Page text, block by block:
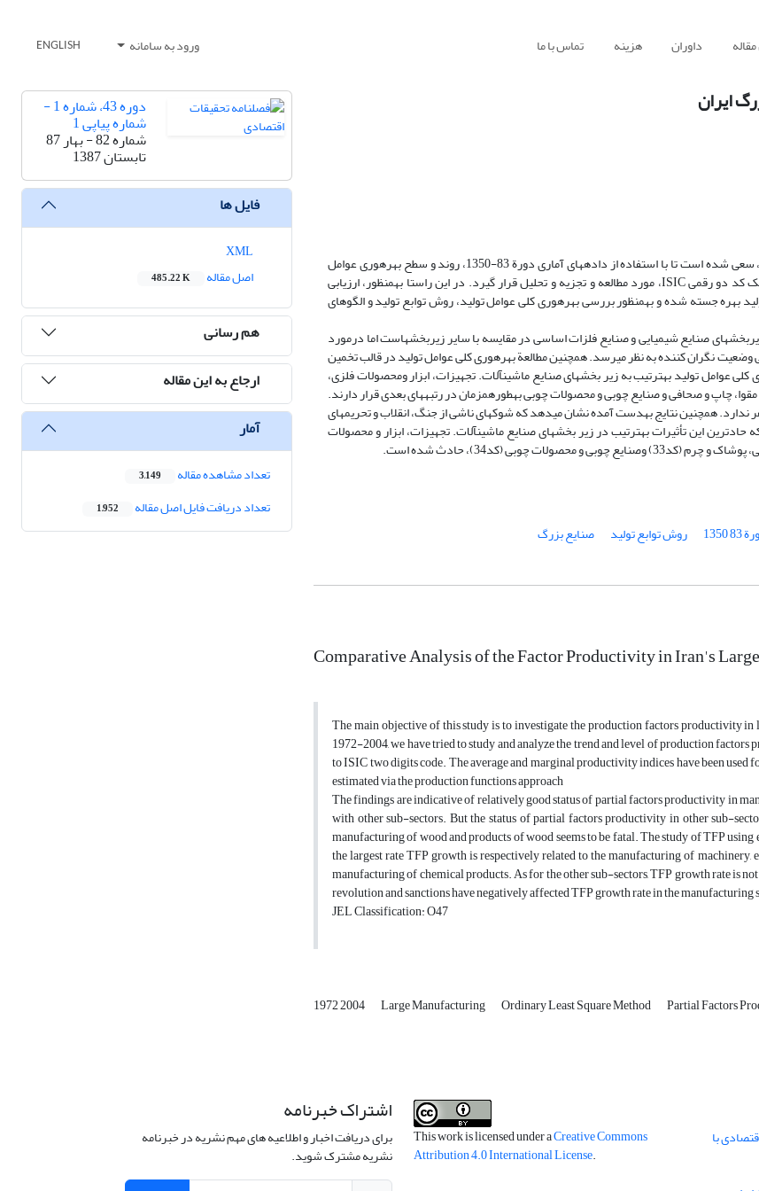
داوران هزینه تماس با ما ورود به سامانه ENGLISH
در این مقاله با هدف بررسی بهره‎وری عوامل تولید در زیر بخش‎های صنایع بزرگ ایران، سعی شده است تا با استفاده از داده‎های آماری دورة 83-1350، روند و سطح بهره‎وری عوامل
تولید (بهره‎وری جزئی و بهره‎وری کلی) در هریک از زیر بخش‎های صنایع بزرگ به تفکیک کد دو رقمی ISIC، مورد مطالعه و تجزیه و تحلیل قرار گیرد. در این راستا به‎منظور، ارزیابی
بهره‎وری جزئی عوامل تولید، از شاخص‎های بهره‎وری متوسط و بهره‎وری نهایی عوامل تولید بهره جسته شده و به‎منظور بررسی بهره‎وری کلی عوامل تولید، روش توابع تولید و الگوهای
یافته‎های به‎دست آمده حاکی از وضعیت نسبتاً مطلوب بهره‎وری جزئی عوامل تولید در زیربخش‎های صنایع شیمیایی و صنایع فلزات اساسی در مقایسه با سایر زیربخش‎هاست اما درمورد
زیر بخش‎های دیگر خصوصاً صنایع نساجی، پوشاک و چرم و صنایع چوبی و محصولات چوبی وضعیت نگران کننده به نظر می‎رسد. هم‎چنین مطالعة بهره‎وری کلی عوامل تولید در قالب تخمین
توابع تولید زیر بخش‎های صنایع بزرگ، حاکی از این است که بیشترین نرخ رشد بهره‎وری کلی عوامل تولید به‎ترتیب به زیر بخش‎های صنایع ماشین‏آلات. تجهیزات، ابزار ومحصولات فلزی،
صنایع تولید فلزات اساسی و صنایع شیمیایی، اختصاص دارد. زیر بخش‎های صنایع کاغذ، مقوا، چاپ و صحافی و صنایع چوبی و محصولات چوبی به‎طور‏هم‎زمان در رتبه‎های بعدی قرار دارند.
درمورد سایر زیر بخش‎ها نیز، نرخ رشد بهره‎وری کلی عوامل تولید تفاوت معنی‎داری با صفر ندارد. هم‎چنین نتایج به‎دست آمده نشان می‎دهد که شوک‎های ناشی از جنگ، انقلاب و تحریم‎های
اقتصادی، آثارو تبعات منفی بر نرخ رشد بهره‎وری عوامل تولید برجای گذاشته است، که حادترین این تأثیرات به‎ترتیب در زیر بخش‎های صنایع ماشین‏آلات. تجهیزات، ابزار و محصولات
1350 روش توابع تولید
صنایع بزرگ
Comparative Analysis of the Factor Productivity in Iran's
The main objective of this study is to investigate the production factors productivity
1972-2004, we have tried to study and analyze the trend and level of production
to ISIC two digits code. The average and marginal productivity indices have been
estimated via the production functions approach
The findings are indicative of relatively good status of partial factors productivity in
with other sub-sectors. But the status of partial factors productivity in other sub-
manufacturing of wood and products of wood seems to be fatal. The study of TFP
the largest rate TFP growth is respectively related to the manufacturing of
manufacturing of chemical products. As for the other sub-sectors, TFP growth rate is
revolution and sanctions have negatively affected TFP growth rate in the manufacturing
JEL Classification: O47
1972 2004 Large Manufacturing Ordinary Least Square Method Partial Factors
دوره 43، شماره 1 -
شماره پیاپی 1
شماره 82 - بهار 87
تابستان 1387
فایل ها
اصل مقاله
485.22 K
هم رسانی
ارجاع به این مقاله
آمار
تعداد مشاهده مقاله 3,149
تعداد دریافت فایل اصل مقاله 1,952
با This work is licensed under aCreative Commons
Attribution 4.0 International License.
اشتراک خبرنامه
برای دریافت اخبار و اطلاعیه های مهم نشریه در خبرنامه
نشریه مشترک شوید.